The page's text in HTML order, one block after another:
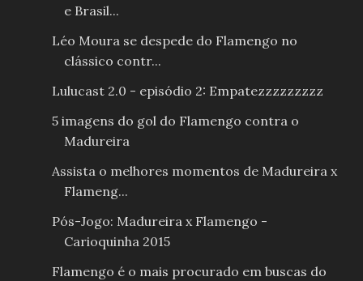
e Brasil...
Léo Moura se despede do Flamengo no
clássico contr...
Lulucast 2.0 - episódio 2: Empatezzzzzzzzz
5 imagens do gol do Flamengo contra o
Madureira
Assista o melhores momentos de Madureira x
Flameng...
Pós-Jogo: Madureira x Flamengo -
Carioquinha 2015
Flamengo é o mais procurado em buscas do